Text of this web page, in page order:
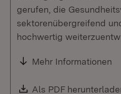
gerufen, die
sektorenübergreifend
hochwertig
Mehr Informationen
Download:
Als PDF